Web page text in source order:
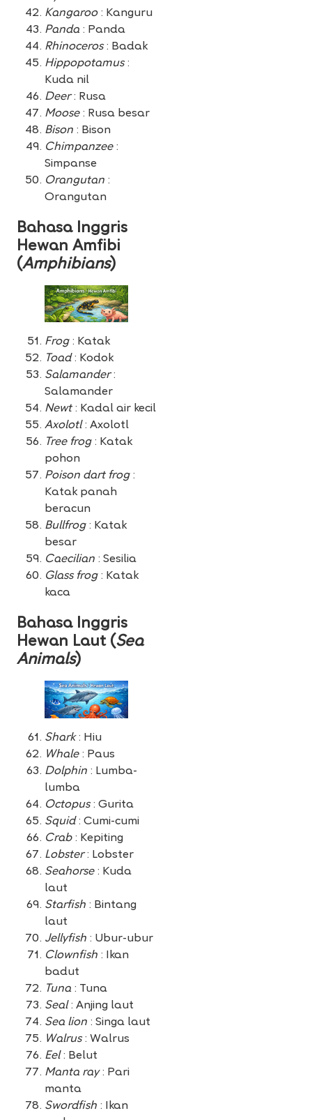
Kangaroo: Kanguru
Panda: Panda
Rhinoceros: Badak
Hippopotamus:
Kuda nil
Deer: Rusa
Moose: Rusa besar
Bison : Bison
Chimpanzee:
Simpanse
Orangutan :
Orangutan
Bahasa Inggris
Hewan Amfibi
(Amphibians)
Frog: Katak
Toad: Kodok
Salamander:
Salamander
Newt: Kadal air kecil
Axolotl: Axolotl
Tree frog: Katak
pohon
Poison dart frog:
Katak panah
beracun
Bullfrog: Katak
besar
Caecilian : Sesilia
Glass frog: Katak
kaca
Bahasa Inggris
Hewan Laut (Sea
Animals)
Shark: Hiu
Whale: Paus
Dolphin : Lumba-
lumba
Octopus: Gurita
Squid: Cumi-cumi
Crab: Kepiting
Lobster: Lobster
Seahorse: Kuda
laut
Starfish : Bintang
laut
Jellyfish : Ubur-ubur
Clownfish : Ikan
badut
Tuna: Tuna
Seal: Anjing laut
Sea lion : Singa laut
Walrus: Walrus
Eel: Belut
Manta ray: Pari
manta
Swordfish : Ikan